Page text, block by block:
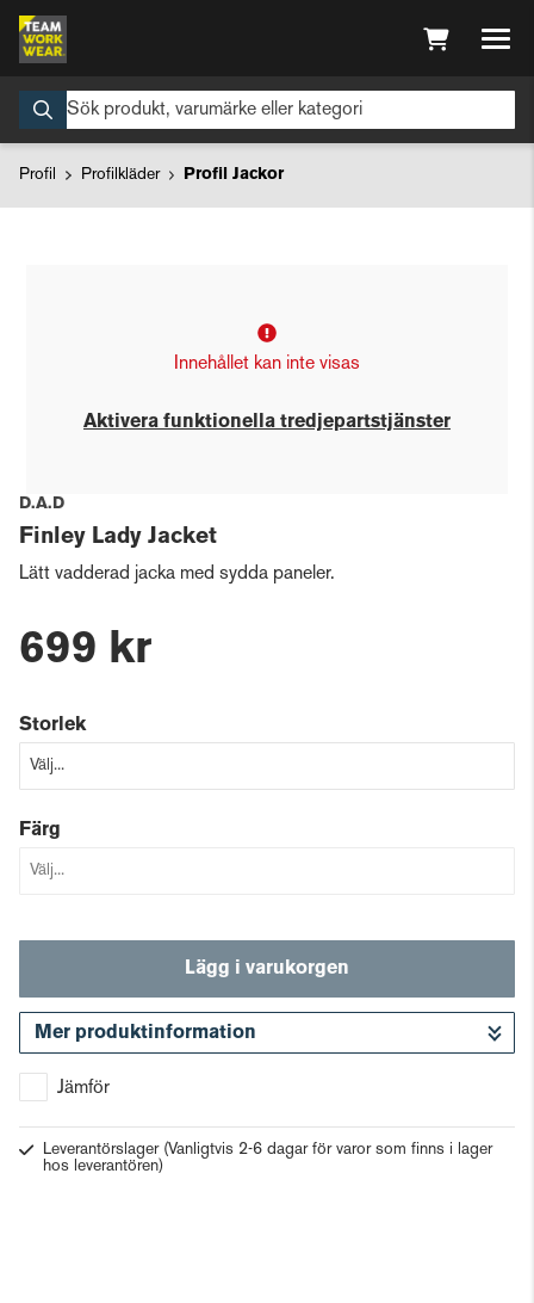
Profil Profilkläder Profil Jackor
Innehållet kan inte visas
Aktivera funktionella tredjepartstjänster
D.A.D
Finley Lady Jacket
Lätt vadderad jacka med sydda paneler.
699 kr
Storlek
Färg
Lägg i varukorgen
Mer produktinformation
Jämför
Leverantörslager (Vanligtvis 2-6 dagar för varor som finns i lager
hos leverantören)